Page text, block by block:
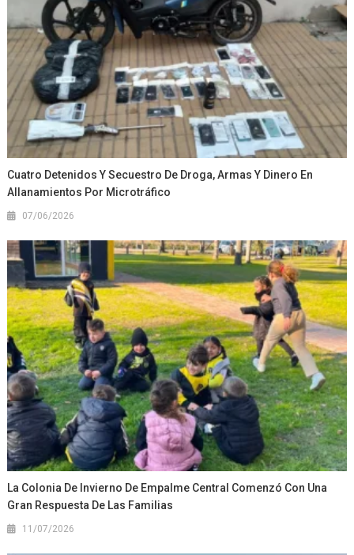
Cuatro Detenidos Y Secuestro De Droga, Armas Y Dinero En
Allanamientos Por Microtráfico
07/06/2026
La Colonia De Invierno De Empalme Central Comenzó Con Una
Gran Respuesta De Las Familias
11/07/2026